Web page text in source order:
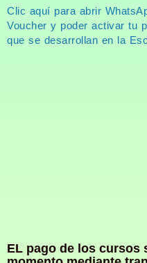
Clic aquí para abrir
Voucher y poder activar tu
que se desarrollan en la
EL pago de los cursos